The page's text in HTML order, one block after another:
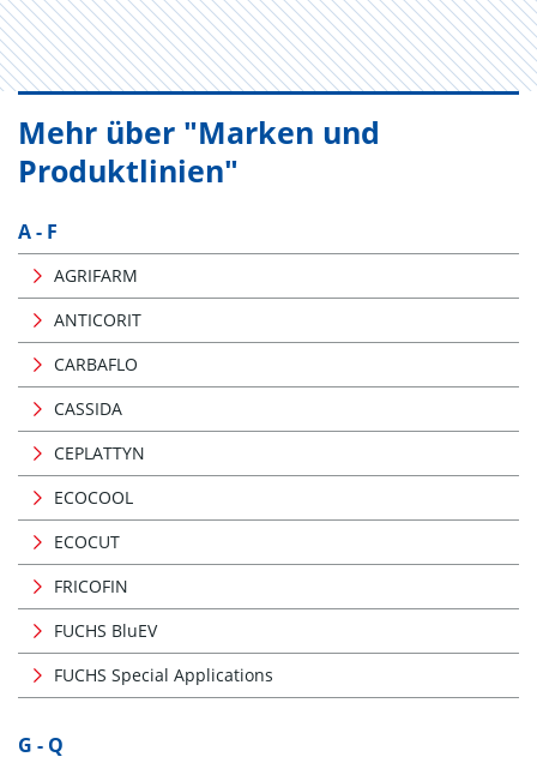
Mehr über "Marken und
Produktlinien"
A - F
AGRIFARM
ANTICORIT
CARBAFLO
CASSIDA
CEPLATTYN
ECOCOOL
ECOCUT
FRICOFIN
FUCHS BluEV
FUCHS Special Applications
G - Q